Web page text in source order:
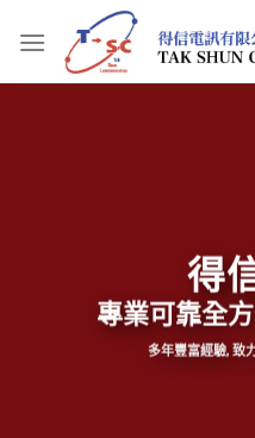
得
專業可靠全
多年豐富經驗, 致